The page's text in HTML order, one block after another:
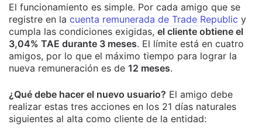
El funcionamiento es simple. Por cada amigo que se
registre en la cuenta remunerada de Trade Republic y
cumpla las condiciones exigidas, el cliente obtiene el
3,04% TAE durante 3 meses. El límite está en cuatro
amigos, por lo que el máximo tiempo para lograr la
nueva remuneración es de 12 meses.
¿Qué debe hacer el nuevo usuario? El amigo debe
realizar estas tres acciones en los 21 días naturales
siguientes al alta como cliente de la entidad: